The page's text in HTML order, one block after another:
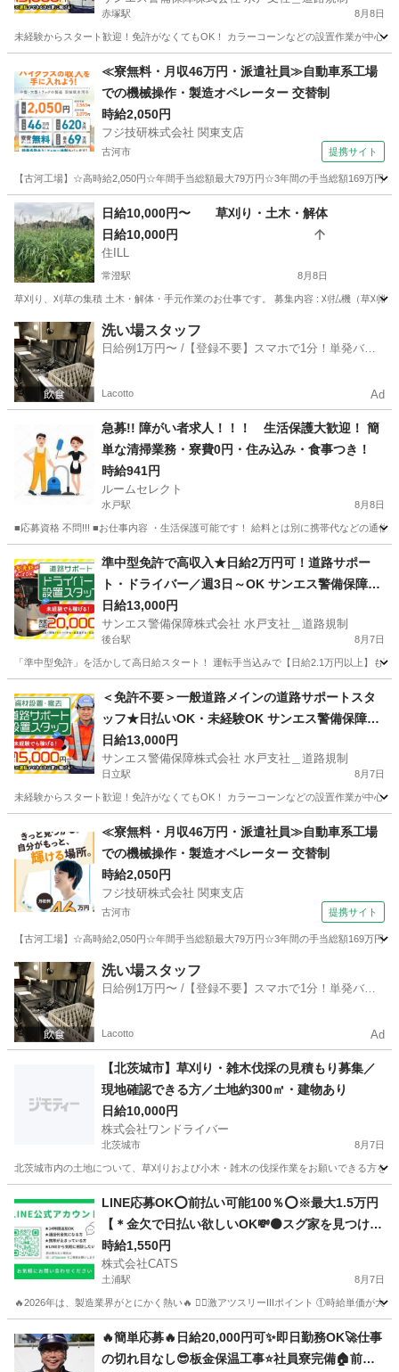
赤塚駅 8月8日
未経験からスタート歓迎！免許がなくてもOK！ カラーコーンなどの設置作
赤塚駅 警備員
≪寮無料・月収46万円・派遣社員≫自動車系工場
での機械操作・製造オペレーター 交替制
時給2,050円
フジ技研株式会社 関東支店
古河市 提携サイト
【古河工場】☆高時給2,050円☆年間手当総額最大79万円☆3年間の手当総額169万円
茨城 古河市 その他
日給10,000円〜 草刈り・土木・解体
日給10,000円
住ILL
常澄駅 8月8日
草刈り、刈草の集積 土木・解体・手元作業のお仕事です。 募集内容 : 刈払機（草刈
茨城 水戸市 常澄駅 その他
洗い場スタッフ
日給例1万円〜 /【登録不要】スマホで1分！単発バイ
Lacotto Ad
急募!! 障がい者求人！！！ 生活保護大歓迎！ 簡
単な清掃業務・寮費0円・住み込み・食事つき！
時給941円
ルームセレクト
水戸駅 8月8日
■応募資格 不問!!! ■お仕事内容 ・生活保護可能です！ 給料とは別に携帯代などの通
水戸駅 清掃
準中型免許で高収入★日給2万円可！道路サポー
ト・ドライバー／週3日～OK サンエス警備保障株
式会社 水戸支社＿道路規制 後台
日給13,000円
サンエス警備保障株式会社 水戸支社＿道路規制
後台駅 8月7日
「準中型免許」を活かして高日給スタート！ 運転手当込みで【日給2.1万円
後台駅 警備員
＜免許不要＞一般道路メインの道路サポートスタ
ッフ★日払いOK・未経験OK サンエス警備保障株
式会社 水戸支社＿道路規制 日立
日給13,000円
サンエス警備保障株式会社 水戸支社＿道路規制
日立駅 8月7日
未経験からスタート歓迎！免許がなくてもOK！ カラーコーンなどの設置作
日立駅 警備員
≪寮無料・月収46万円・派遣社員≫自動車系工場
での機械操作・製造オペレーター 交替制
時給2,050円
フジ技研株式会社 関東支店
古河市 提携サイト
【古河工場】☆高時給2,050円☆年間手当総額最大79万円☆3年間の手当総額169万円
茨城 古河市 その他
洗い場スタッフ
日給例1万円〜 /【登録不要】スマホで1分！単発バイ
Lacotto Ad
【北茨城市】草刈り・雑木伐採の見積もり募集／
現地確認できる方／土地約300㎡・建物あり
日給10,000円
株式会社ワンドライバー
北茨城市 8月7日
北茨城市内の土地について、草刈りおよび小木・雑木の伐採作業をお願いできる方を
その他
LINE応募OK⭕️前払い可能100％⭕️※最大1.5万円
【＊金欠で日払い欲しいOK💸⚫スグ家を見つけた
いOK🏠＊】今年の工場求人は、🔥好条件🔥が多い
💯 -土浦
時給1,550円
株式会社CATS
土浦駅 8月7日
🔥2026年は、製造業界がとにかく熱い🔥 ❤️‍🔥激アツスリーIIIポイント ①時給単価が
土浦駅 仕分け
🔥簡単応募🔥日給20,000円可✨即日勤務OK🚀仕事
の切れ目なし😎板金保温工事⭐️社員寮完備🏠前借